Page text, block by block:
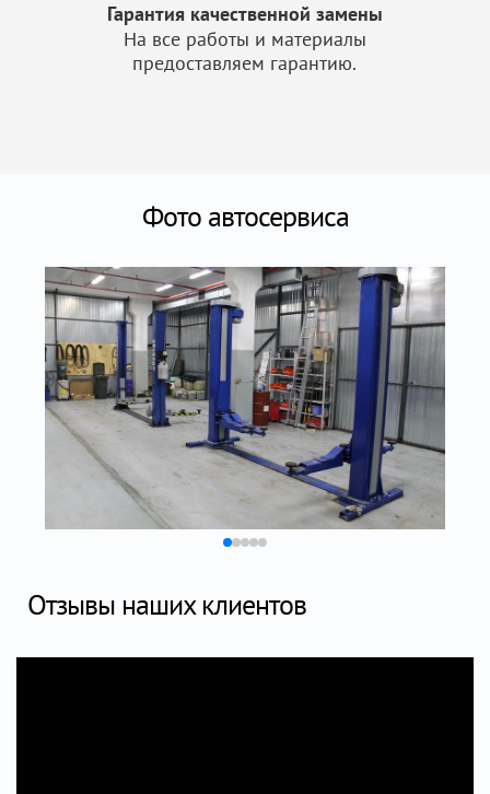
Гарантия качественной замены
На все работы и материалы
предоставляем гарантию.
Фото автосервиса
Отзывы наших клиентов